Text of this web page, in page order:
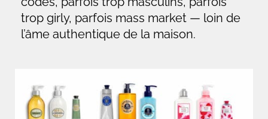
trop girly, parfois mass market — loin de
l’âme authentique de la maison.